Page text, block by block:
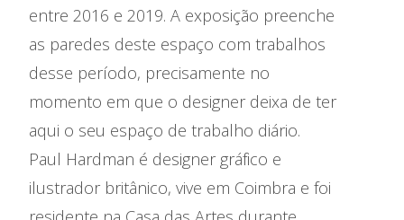
entre 2016 e 2019. A exposição preenche
as paredes deste espaço com trabalhos
desse período, precisamente no
momento em que o designer deixa de ter
aqui o seu espaço de trabalho diário.
Paul Hardman é designer gráfico e
ilustrador britânico, vive em Coimbra e foi